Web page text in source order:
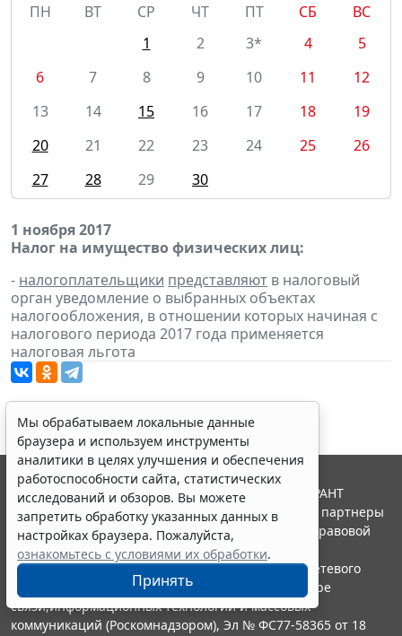
ПН
ВТ СР ЧТ ПТ СБ
ВС
1
2 3* 4
5
6
7 8 9 10 11
12
13
14 15 16 17 18
19
20
21 22 23 24 25
26
27
28 29 30
1 ноября 2017
Налог на имущество физических лиц:
- налогоплательщики представляют в налоговый
орган уведомление о выбранных объектах
налогообложения, в отношении которых начиная с
налогового периода 2017 года применяется
налоговая льгота
Мы обрабатываем локальные данные
браузера и используем инструменты
аналитики в целях улучшения и обеспечения
работоспособности сайта, статистических
исследований и обзоров. Вы можете
запретить обработку указанных данных в
настройках браузера. Пожалуйста,
ознакомьтесь с условиями их обработки.
Принять
© ООО "НПП "ГАРАНТ-СЕРВИС", 2026. Система ГАРАНТ
выпускается с 1990 года. Компания "Гарант" и ее партнеры
являются участниками Российской ассоциации правовой
информации ГАРАНТ.
Портал ГАРАНТ.РУ зарегистрирован в качестве сетевого
издания Федеральной службой по надзору в сфере
связи,информационных технологий и массовых
коммуникаций (Роскомнадзором), Эл № ФС77-58365 от 18